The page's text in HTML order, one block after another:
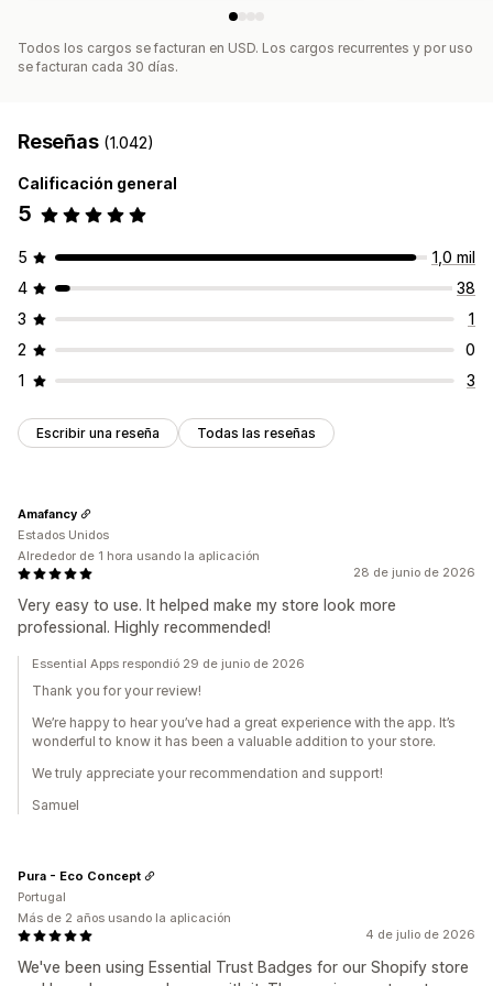
Todos los cargos se facturan en USD. Los cargos recurrentes y por uso
se facturan cada 30 días.
Reseñas (1.042)
Calificación general
5
5
1,0 mil
4
38
3
1
2
0
1
3
Escribir una reseña Todas las reseñas
28 de junio de 2026
Very easy to use. It helped make my store look more
professional. Highly recommended!
Amafancy
Estados Unidos
Alrededor de 1 hora usando la aplicación
Essential Apps respondió 29 de junio de 2026
Thank you for your review!
We’re happy to hear you’ve had a great experience with the app. It’s
wonderful to know it has been a valuable addition to your store.
We truly appreciate your recommendation and support!
Samuel
4 de julio de 2026
We've been using Essential Trust Badges for our Shopify store
Pura - Eco Concept
Portugal
Más de 2 años usando la aplicación